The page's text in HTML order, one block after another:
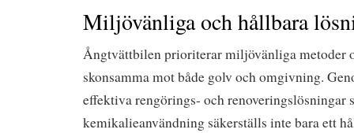
Miljövänliga och hållbara
Ångtvättbilen prioriterar miljövänliga metoder
skonsamma mot både golv och omgivning.
effektiva rengörings- och renoveringslösningar
kemikalieanvändning säkerställs inte bara ett